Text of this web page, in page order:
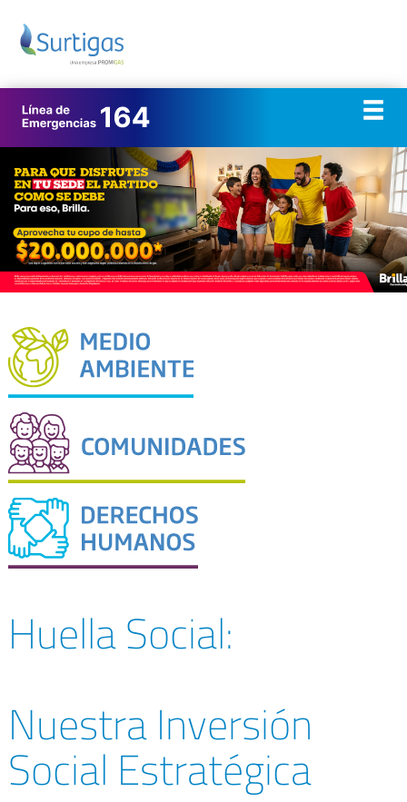
Huella Social:
Nuestra Inversión
Social Estratégica